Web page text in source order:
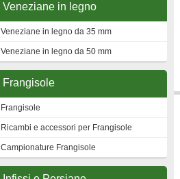
Veneziane in legno
Veneziane in legno da 35 mm
Veneziane in legno da 50 mm
Frangisole
Frangisole
Ricambi e accessori per Frangisole
Campionature Frangisole